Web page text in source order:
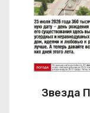
Звезда